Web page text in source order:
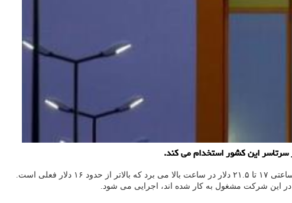
به گزارش سایت شیک به نقل از ایسنا، این غول تجارت الکترونیکی اعلام نمود دستمزد پایه برای کارمندان ساعتی خط مقدم خود در کانادا را به ساعتی ۱۷ تا ۲۱.۵ دلار در ساعت بالا می برد که بالاتر از حدود ۱۶ دلار فعلی است.